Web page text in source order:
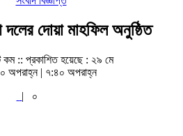
দলের দোয়া মাহফিল অনুষ্ঠিত
কম :: প্রকাশিত হয়েছে : ২৯ মে
অপরাহ্ন | ৭:৪০ অপরাহ্ন
|
০